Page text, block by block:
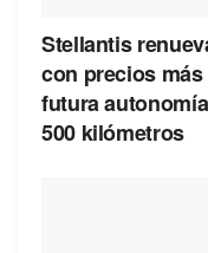
Stellantis
con precios
futura
500 kilómetros